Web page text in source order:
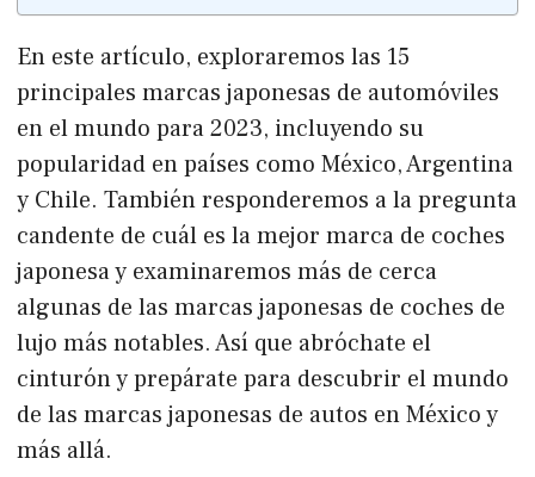
En este artículo, exploraremos las 15
principales marcas japonesas de automóviles
en el mundo para 2023, incluyendo su
popularidad en países como México, Argentina
y Chile. También responderemos a la pregunta
candente de cuál es la mejor marca de coches
japonesa y examinaremos más de cerca
algunas de las marcas japonesas de coches de
lujo más notables. Así que abróchate el
cinturón y prepárate para descubrir el mundo
de las marcas japonesas de autos en México y
más allá.